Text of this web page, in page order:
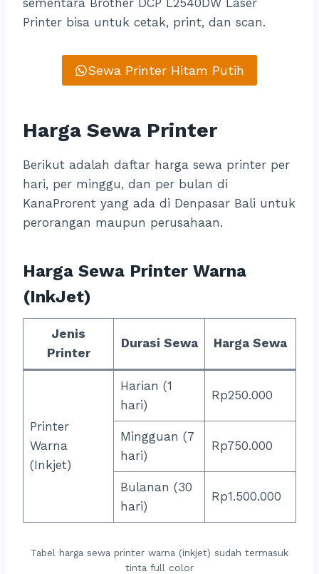
sementara Brother DCP L2540DW Laser
Printer bisa untuk cetak, print, dan scan.
Sewa Printer Hitam Putih
Harga Sewa Printer
Berikut adalah daftar harga sewa printer per
hari, per minggu, dan per bulan di
KanaProrent yang ada di Denpasar Bali untuk
perorangan maupun perusahaan.
Harga Sewa Printer Warna
(InkJet)
Jenis
Printer
Durasi Sewa Harga Sewa
Printer
Warna
(Inkjet)
Harian (1
hari)
Rp250.000
Mingguan (7
hari)
Rp750.000
Bulanan (30
hari)
Rp1.500.000
Tabel harga sewa printer warna (inkjet) sudah termasuk
tinta full color